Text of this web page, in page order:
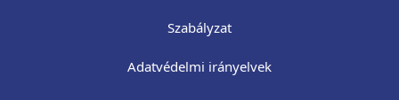
Szabályzat
Adatvédelmi irányelvek